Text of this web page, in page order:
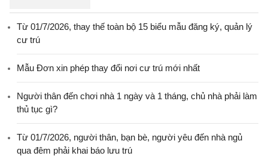
Từ 01/7/2026, thay thế toàn bộ 15 biểu mẫu đăng ký, quản lý
cư trú
Mẫu Đơn xin phép thay đổi nơi cư trú mới nhất
Người thân đến chơi nhà 1 ngày và 1 tháng, chủ nhà phải làm
thủ tục gì?
Từ 01/7/2026, người thân, bạn bè, người yêu đến nhà ngủ
qua đêm phải khai báo lưu trú